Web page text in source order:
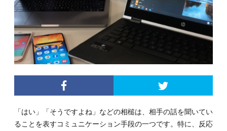
「はい」「そうですよね」などの相槌は、相手の話を聞いてい
ることを表すコミュニケーション手段の一つです。特に、反応